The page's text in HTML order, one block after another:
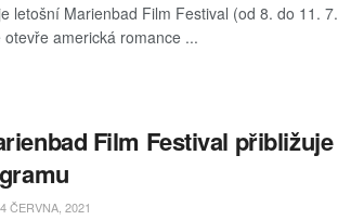
letošní Marienbad Film Festival (od 8. do 11. 7.
americká romance ...
Film Festival přibližuje
ČERVNA, 2021